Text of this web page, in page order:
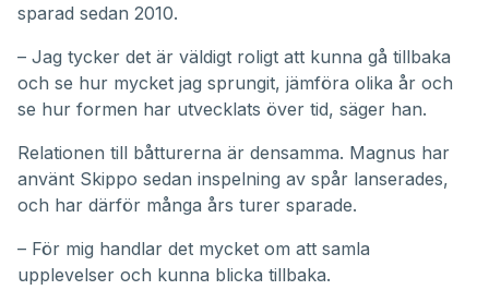
sparad sedan 2010.
– Jag tycker det är väldigt roligt att kunna gå tillbaka
och se hur mycket jag sprungit, jämföra olika år och
se hur formen har utvecklats över tid, säger han.
Relationen till båtturerna är densamma. Magnus har
använt Skippo sedan inspelning av spår lanserades,
och har därför många års turer sparade.
– För mig handlar det mycket om att samla
upplevelser och kunna blicka tillbaka.